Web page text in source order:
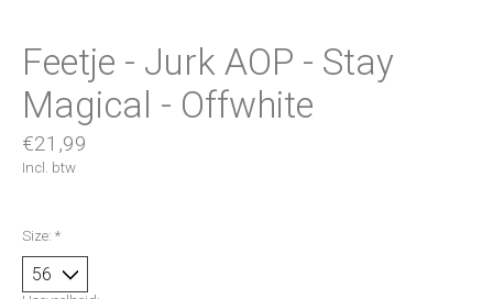
Feetje - Jurk AOP - Stay
Magical - Offwhite
€21,99
Incl. btw
Size: *